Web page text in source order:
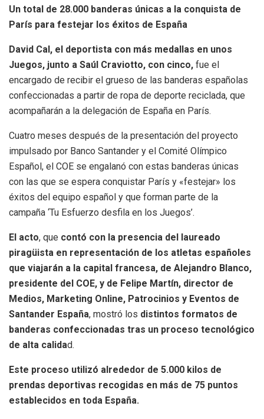
Un total de 28.000 banderas únicas a la conquista de
París para festejar los éxitos de España
David Cal, el deportista con más medallas en unos
Juegos, junto a Saúl Craviotto, con cinco, fue el
encargado de recibir el grueso de las banderas españolas
confeccionadas a partir de ropa de deporte reciclada, que
acompañarán a la delegación de España en París.
Cuatro meses después de la presentación del proyecto
impulsado por Banco Santander y el Comité Olímpico
Español, el COE se engalanó con estas banderas únicas
con las que se espera conquistar París y «festejar» los
éxitos del equipo español y que forman parte de la
campaña ‘Tu Esfuerzo desfila en los Juegos’.
El acto, que contó con la presencia del laureado
piragüista en representación de los atletas españoles
que viajarán a la capital francesa, de Alejandro Blanco,
presidente del COE, y de Felipe Martín, director de
Medios, Marketing Online, Patrocinios y Eventos de
Santander España, mostró los distintos formatos de
banderas confeccionadas tras un proceso tecnológico
de alta calidad.
Este proceso utilizó alrededor de 5.000 kilos de
prendas deportivas recogidas en más de 75 puntos
establecidos en toda España.